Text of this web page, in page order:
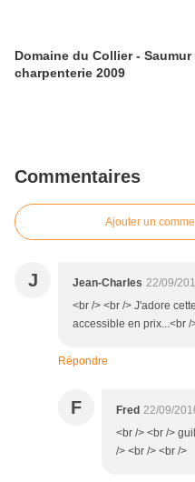
Domaine du Collier -
charpenterie 2009
Commentaires
Ajouter un
J Jean-Charles 22/09/
<br /> <br /> J'adore
accessible en prix...<br /
Répondre
F Fred 22/09/
<br /> <br />
/> <br /> <br />